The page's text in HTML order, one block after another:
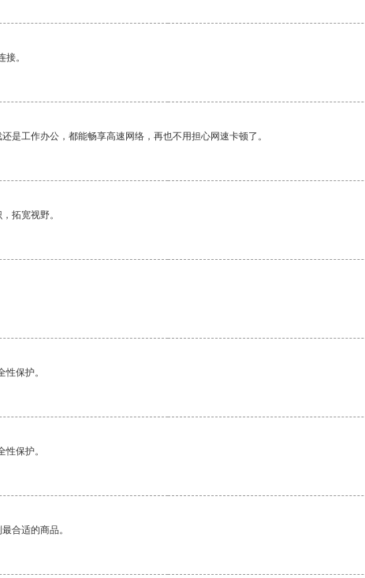
。
是工作办公，都能畅享高速网络，再也不用担心网速卡顿了。
拓宽视野。
保护。
保护。
合适的商品。